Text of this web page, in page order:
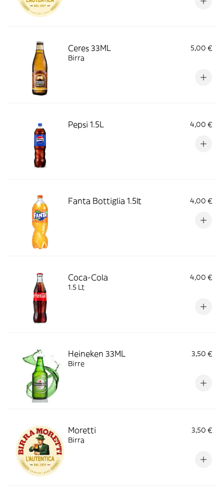
Ceres 33ML
5,00 €
Birra
Pepsi 1.5L 4,00 €
Fanta Bottiglia 1.5lt 4,00 €
Coca-Cola
4,00 €
1.5 Lt
Heineken 33ML
3,50 €
Birre
Moretti
3,50 €
Birra